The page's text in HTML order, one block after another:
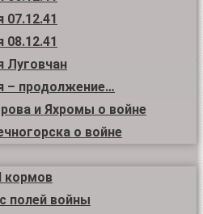
07.12.41
08.12.41
Луговчан
– продолжение…
и Яхромы о войне
о войне
кормов
полей войны